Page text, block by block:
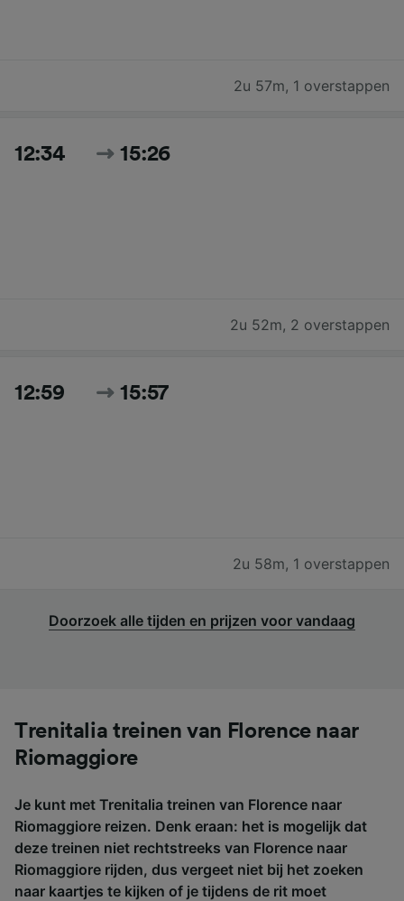
2u 57m, 1 overstappen
12:34 15:26
2u 52m, 2 overstappen
12:59 15:57
2u 58m, 1 overstappen
Doorzoek alle tijden en prijzen voor vandaag
Trenitalia treinen van Florence naar
Riomaggiore
Je kunt met Trenitalia treinen van Florence naar
Riomaggiore reizen. Denk eraan: het is mogelijk dat
deze treinen niet rechtstreeks van Florence naar
Riomaggiore rijden, dus vergeet niet bij het zoeken
naar kaartjes te kijken of je tijdens de rit moet